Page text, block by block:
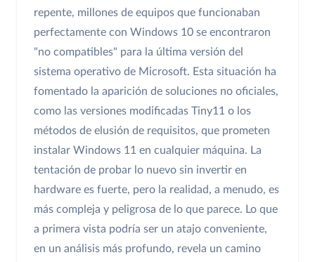
repente, millones de equipos que funcionaban
perfectamente con Windows 10 se encontraron
"no compatibles" para la última versión del
sistema operativo de Microsoft. Esta situación ha
fomentado la aparición de soluciones no oficiales,
como las versiones modificadas Tiny11 o los
métodos de elusión de requisitos, que prometen
instalar Windows 11 en cualquier máquina. La
tentación de probar lo nuevo sin invertir en
hardware es fuerte, pero la realidad, a menudo, es
más compleja y peligrosa de lo que parece. Lo que
a primera vista podría ser un atajo conveniente,
en un análisis más profundo, revela un camino